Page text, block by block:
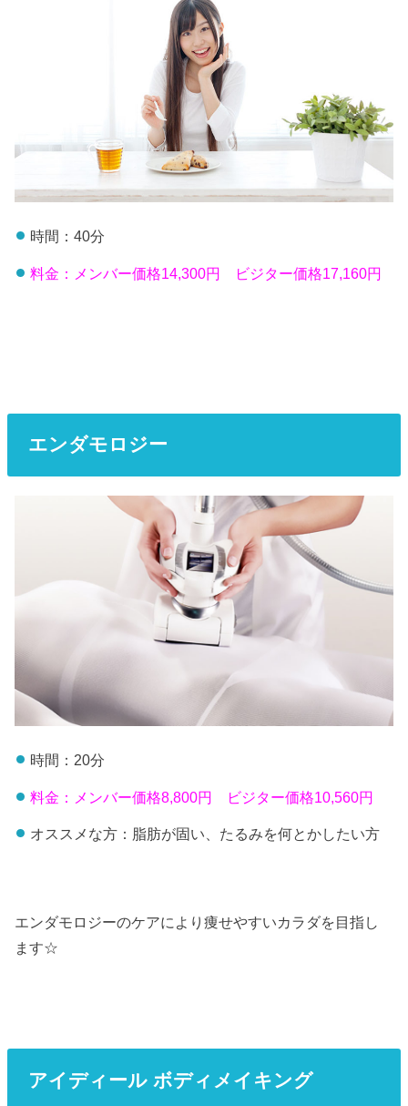
時間：40分
料金：メンバー価格14,300円 ビジター価格17,160円
エンダモロジー
時間：20分
料金：メンバー価格8,800円 ビジター価格10,560円
オススメな方：脂肪が固い、たるみを何とかしたい方
エンダモロジーのケアにより痩せやすいカラダを目指し
ます☆
アイディール ボディメイキング